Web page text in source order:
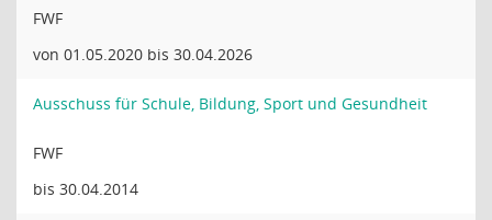
FWF
von 01.05.2020 bis 30.04.2026
Ausschuss für Schule, Bildung, Sport und Gesundheit
FWF
bis 30.04.2014